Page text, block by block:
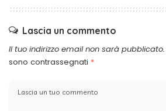
Lascia un commento
Il tuo indirizzo email non sarà pubblicato.
sono contrassegnati *